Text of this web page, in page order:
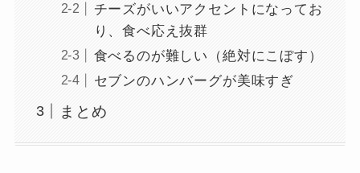
チーズがいいアクセントになってお
り、食べ応え抜群
食べるのが難しい（絶対にこぼす）
セブンのハンバーグが美味すぎ
まとめ